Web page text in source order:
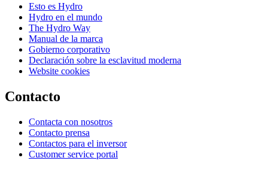
Esto es Hydro
Hydro en el mundo
The Hydro Way
Manual de la marca
Gobierno corporativo
Declaración sobre la esclavitud moderna
Website cookies
Contacto
Contacta con nosotros
Contacto prensa
Contactos para el inversor
Customer service portal